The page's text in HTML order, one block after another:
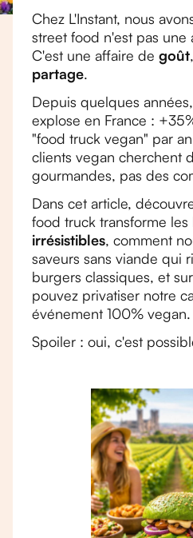
Chez L'Instant, nous
street food n'est pas une
C'est une affaire de goût
partage.
Depuis quelques
explose en France :
"food truck vegan" par
clients vegan cherchent
gourmandes, pas des
Dans cet article,
food truck transforme les
irrésistibles, comment
saveurs sans viande qui
burgers classiques, et
pouvez privatiser notre
événement 100% vegan.
Spoiler : oui, c'est